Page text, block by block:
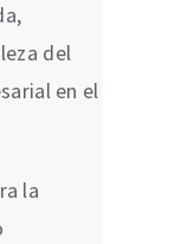
del
en el
la